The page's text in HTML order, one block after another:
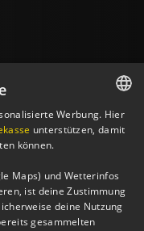
GERMAN
Werbung. Hier
unterstützen, damit
können.
Maps) und Wetterinfos
ist deine Zustimmung
deine Nutzung
gesammelten